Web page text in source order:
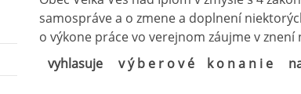
samospráve a o zmene a doplnení
o výkone práce vo verejnom záujme v
vyhlasuje v ý b e r o v é k o n a n i e